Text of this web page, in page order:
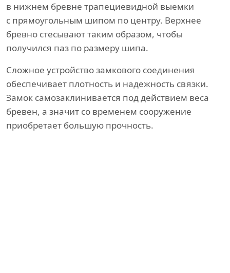
в нижнем бревне трапециевидной выемки
с прямоугольным шипом по центру. Верхнее
бревно стесывают таким образом, чтобы
получился паз по размеру шипа.
Сложное устройство замкового соединения
обеспечивает плотность и надежность связки.
Замок самозаклинивается под действием веса
бревен, а значит со временем сооружение
приобретает большую прочность.